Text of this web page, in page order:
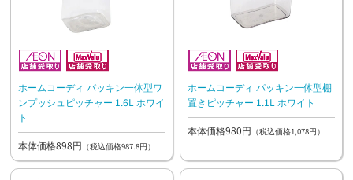
ホームコーディ パッキン一体型ワ
ンプッシュピッチャー 1.6L ホワイ
ト
本体価格898円 （税込価格987.8円）
ホームコーディ パッキン一体型棚
置きピッチャー 1.1L ホワイト
本体価格980円 （税込価格1,078円）